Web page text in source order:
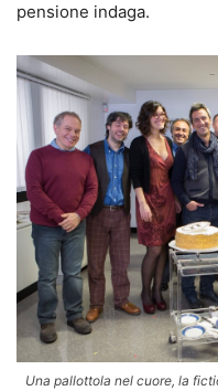
pensione indaga.
Una pallottola nel cuore, la